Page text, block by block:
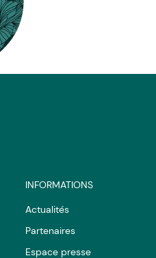
INFORMATIONS
Actualités
Partenaires
Espace presse